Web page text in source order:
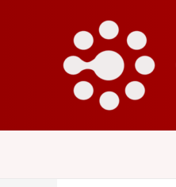
contenido